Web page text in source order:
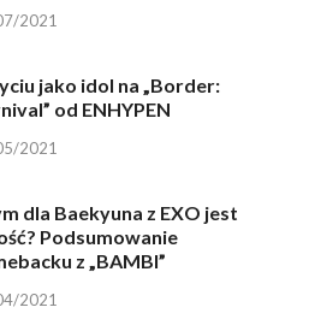
2021
jako idol na „Border:
od ENHYPEN
2021
dla Baekyuna z EXO jest
Podsumowanie
z „BAMBI”
2021